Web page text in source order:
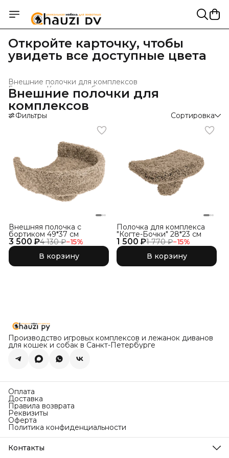
Откройте карточку, чтобы
увидеть все доступные цвета
Внешние полочки для комплексов
Когтеточки-бочки для кошек
Главная ›
Внешние полочки для
комплексов
Фильтры Сортировка
3 500 ₽4 130 ₽−15%
Внешняя полочка с
бортиком 49*37 см
В корзину
1 500 ₽1 770 ₽−15%
Полочка для комплекса
"Когте-Бочки" 28*23 см
В корзину
Производство игровых комплексов и лежанок диванов
для кошек и собак в Санкт-Петербурге
Оплата
Доставка
Правила возврата
Реквизиты
Оферта
Политика конфиденциальности
Контакты